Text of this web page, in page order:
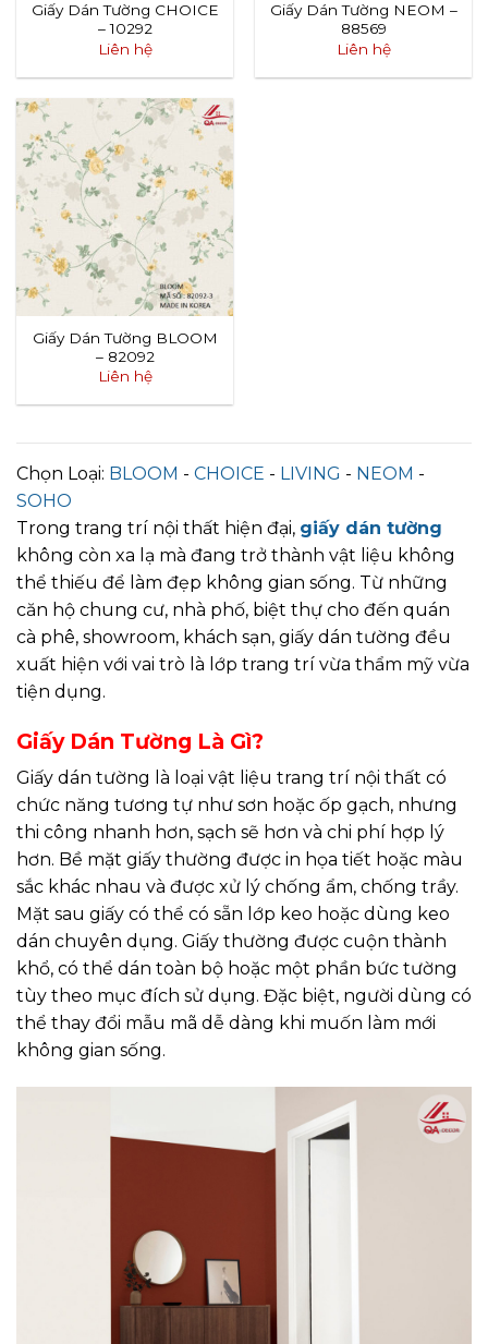
Giấy Dán Tường CHOICE
– 10292
Liên hệ
Giấy Dán Tường NEOM –
88569
Liên hệ
Giấy Dán Tường BLOOM
– 82092
Liên hệ
Chọn Loại: BLOOM - CHOICE - LIVING - NEOM -
SOHO
Trong trang trí nội thất hiện đại, giấy dán tường
không còn xa lạ mà đang trở thành vật liệu không
thể thiếu để làm đẹp không gian sống. Từ những
căn hộ chung cư, nhà phố, biệt thự cho đến quán
cà phê, showroom, khách sạn, giấy dán tường đều
xuất hiện với vai trò là lớp trang trí vừa thẩm mỹ vừa
tiện dụng.
Giấy Dán Tường Là Gì?
Giấy dán tường là loại vật liệu trang trí nội thất có
chức năng tương tự như sơn hoặc ốp gạch, nhưng
thi công nhanh hơn, sạch sẽ hơn và chi phí hợp lý
hơn. Bề mặt giấy thường được in họa tiết hoặc màu
sắc khác nhau và được xử lý chống ẩm, chống trầy.
Mặt sau giấy có thể có sẵn lớp keo hoặc dùng keo
dán chuyên dụng. Giấy thường được cuộn thành
khổ, có thể dán toàn bộ hoặc một phần bức tường
tùy theo mục đích sử dụng. Đặc biệt, người dùng có
thể thay đổi mẫu mã dễ dàng khi muốn làm mới
không gian sống.